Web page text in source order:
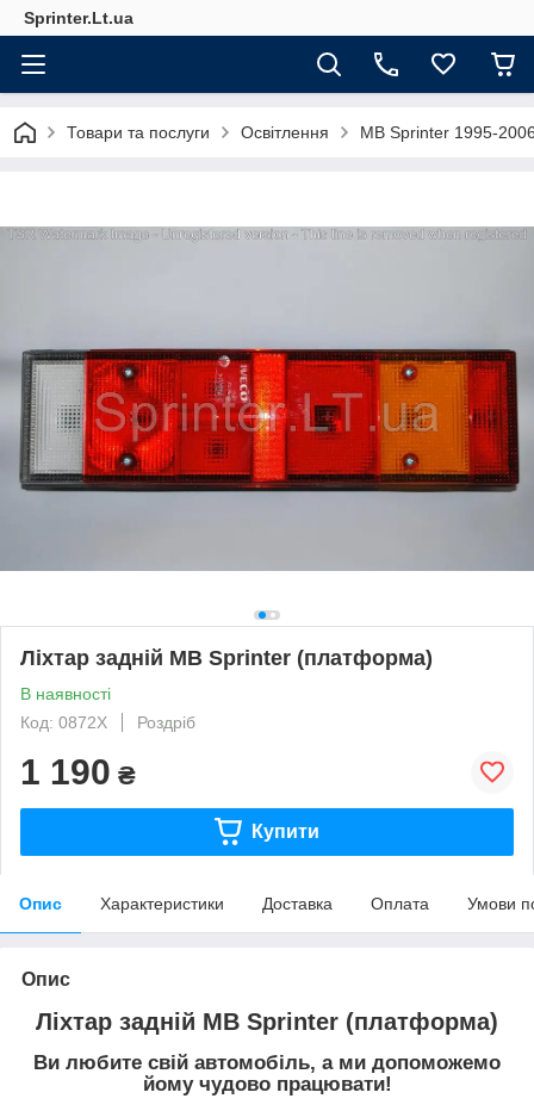
Sprinter.Lt.ua
Товари та послуги Освітлення MB Sprinter 1995-
Ліхтар задній MB Sprinter (платформа)
В наявності
Код: 0872X
Роздріб
1 190 ₴
Купити
Опис Характеристики Доставка Оплата Умови
Опис
Ліхтар задній MB Sprinter (платформа)
Ви любите свій автомобіль, а ми допоможемо
йому чудово працювати!